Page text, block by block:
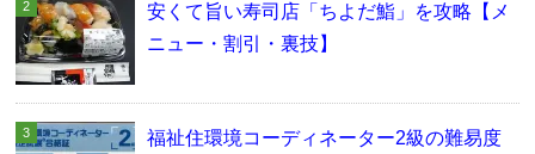
安くて旨い寿司店「ちよだ鮨」を攻略【メ
ニュー・割引・裏技】
福祉住環境コーディネーター2級の難易度